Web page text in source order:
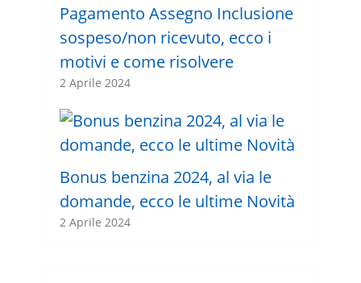
Pagamento Assegno Inclusione
sospeso/non ricevuto, ecco i
motivi e come risolvere
2 Aprile 2024
Bonus benzina 2024, al via le
domande, ecco le ultime Novità
2 Aprile 2024